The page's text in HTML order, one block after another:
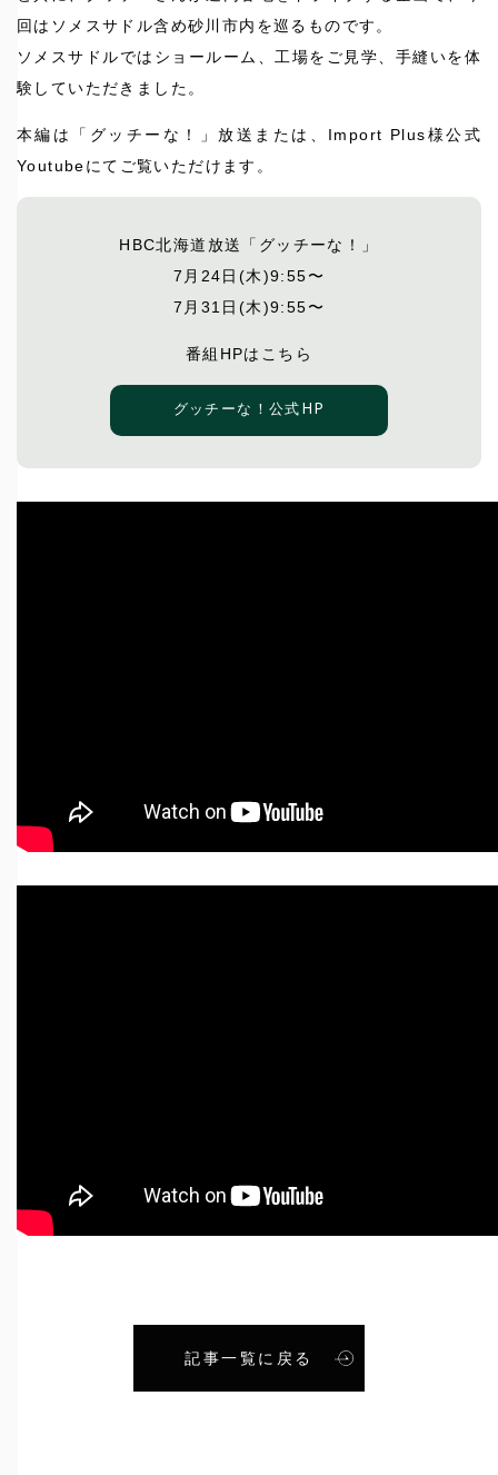
回はソメスサドル含め砂川市内を巡るものです。
ソメスサドルではショールーム、工場をご見学、手縫いを体
験していただきました。
本編は「グッチーな！」放送または、Import Plus様公式
Youtubeにてご覧いただけます。
HBC北海道放送「グッチーな！」
7月24日(木)9:55〜
7月31日(木)9:55〜
番組HPはこちら
グッチーな！公式HP
記事一覧に戻る